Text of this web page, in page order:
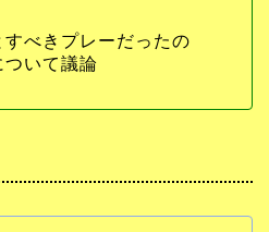
べきプレーだったの
いて議論